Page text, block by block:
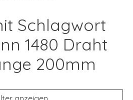
Schlagwort
1480 Draht
200mm